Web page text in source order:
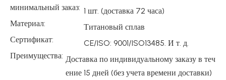
минимальный заказ: 1 шт. (доставка 72 часа)
Материал:
Титановый сплав
Сертификат:
CE/ISO: 9001/ISO13485. И т. д.
Преимущества: Доставка по индивидуальному заказу в теч
ение 15 дней (без учета времени доставки)